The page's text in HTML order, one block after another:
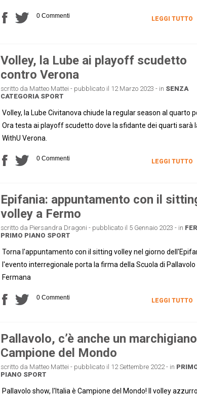
0 Commenti LEGGI TUTTO
Volley, la Lube ai playoff scudetto
contro Verona
scritto da Matteo Mattei - pubblicato il 12 Marzo 2023 - in SENZA
CATEGORIA SPORT
Volley, la Lube Civitanova chiude la regular season al quarto
Ora testa ai playoff scudetto dove la sfidante dei quarti sarà
WithU Verona.
0 Commenti LEGGI TUTTO
Epifania: appuntamento con il
volley a Fermo
scritto da Piersandra Dragoni - pubblicato il 5 Gennaio 2023 - in
PRIMO PIANO SPORT
Torna l'appuntamento con il sitting volley nel giorno
l'evento interregionale porta la firma della Scuola di Pallavolo
Fermana
0 Commenti LEGGI TUTTO
Pallavolo, c’è anche un marchigiano
Campione del Mondo
scritto da Matteo Mattei - pubblicato il 12 Settembre 2022 - in
PIANO SPORT
Pallavolo show, l'Italia è Campione del Mondo! Il volley azzurro